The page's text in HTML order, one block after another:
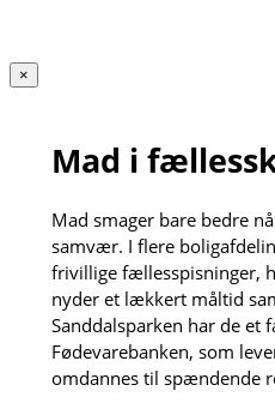
×
Mad i
Mad smager bare bedre
samvær. I flere
frivillige fællesspisninger,
nyder et lækkert måltid
Sanddalsparken har de et
Fødevarebanken, som
omdannes til spændende